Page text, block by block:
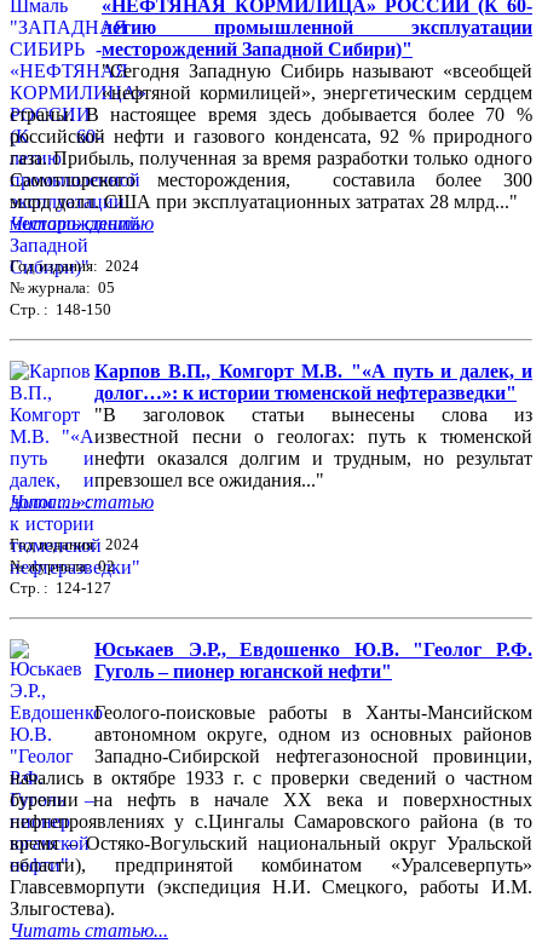
«НЕФТЯНАЯ КОРМИЛИЦА» РОССИИ (К 60-
летию промышленной эксплуатации
месторождений Западной Сибири)"
"Сегодня Западную Сибирь называют «всеобщей
«нефтяной кормилицей», энергетическим сердцем
страны. В настоящее время здесь добывается более 70 %
российской нефти и газового конденсата, 92 % природного
газа. Прибыль, полученная за время разработки только одного
Самотлорского месторождения, составила более 300
млрд долл. США при эксплуатационных затратах 28 млрд..."
Читать статью
Год издания: 2024
№ журнала: 05
Стр. : 148-150
Карпов В.П., Комгорт М.В. "«А путь и далек, и
долог…»: к истории тюменской нефтеразведки"
"В заголовок статьи вынесены слова из
известной песни о геологах: путь к тюменской
нефти оказался долгим и трудным, но результат
превзошел все ожидания..."
Читать статью
Год издания: 2024
№ журнала: 02
Стр. : 124-127
Юськаев Э.Р., Евдошенко Ю.В. "Геолог Р.Ф.
Гуголь – пионер юганской нефти"
Геолого-поисковые работы в Ханты-Мансийском
автономном округе, одном из основных районов
Западно-Сибирской нефтегазоносной провинции,
начались в октябре 1933 г. с проверки сведений о частном
бурении на нефть в начале ХХ века и поверхностных
нефтепроявлениях у с.Цингалы Самаровского района (в то
время – Остяко-Вогульский национальный округ Уральской
области), предпринятой комбинатом «Уралсеверпуть»
Главсевморпути (экспедиция Н.И. Смецкого, работы И.М.
Злыгостева).
Читать статью...